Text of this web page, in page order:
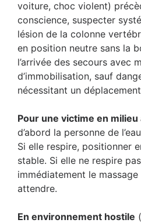
voiture, choc violent)
conscience, suspecter
lésion de la colonne
en position neutre sans la
l’arrivée des secours avec
d’immobilisation, sauf
nécessitant un déplacement
Pour une victime en milieu
d’abord la personne de
Si elle respire, positionner
stable. Si elle ne respire
immédiatement le
attendre.
En environnement hostile